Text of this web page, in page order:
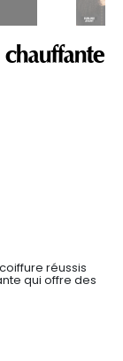
réussis
qui offre des